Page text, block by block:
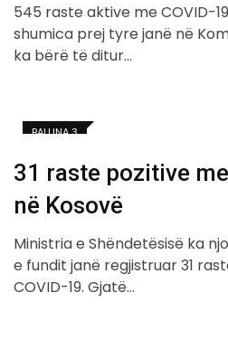
545 raste aktive me COVID-
shumica prej tyre janë në
ka bërë të ditur…
BALLINA 3
31 raste pozitive
në Kosovë
Ministria e Shëndetësisë ka
e fundit janë regjistruar 31
COVID-19. Gjatë…